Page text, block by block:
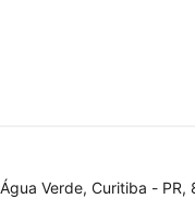
Verde, Curitiba -